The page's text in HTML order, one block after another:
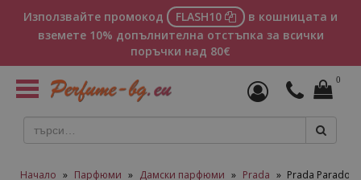
Използвайте промокод FLASH10
в кошницата и
вземете 10% допълнителна отстъпка за всички
поръчки над 80€
Toggle
navigation
0
Начало » Парфюми » Дамски парфюми » Prada » Prada